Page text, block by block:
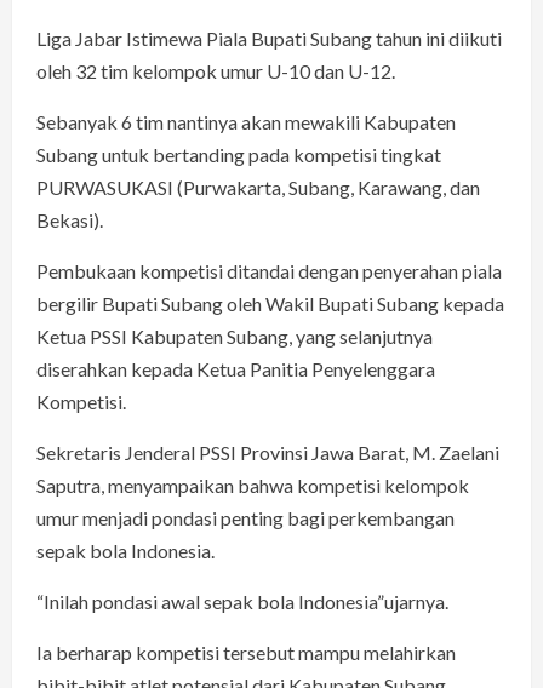
Liga Jabar Istimewa Piala Bupati Subang tahun ini diikuti
oleh 32 tim kelompok umur U-10 dan U-12.
Sebanyak 6 tim nantinya akan mewakili Kabupaten
Subang untuk bertanding pada kompetisi tingkat
PURWASUKASI (Purwakarta, Subang, Karawang, dan
Bekasi).
Pembukaan kompetisi ditandai dengan penyerahan piala
bergilir Bupati Subang oleh Wakil Bupati Subang kepada
Ketua PSSI Kabupaten Subang, yang selanjutnya
diserahkan kepada Ketua Panitia Penyelenggara
Kompetisi.
Sekretaris Jenderal PSSI Provinsi Jawa Barat, M. Zaelani
Saputra, menyampaikan bahwa kompetisi kelompok
umur menjadi pondasi penting bagi perkembangan
sepak bola Indonesia.
“Inilah pondasi awal sepak bola Indonesia”ujarnya.
Ia berharap kompetisi tersebut mampu melahirkan